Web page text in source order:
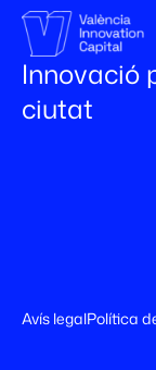
Innovació
ciutat
Avís legalPolítica